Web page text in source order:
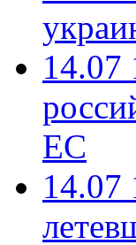
14.07
ЕС
14.07